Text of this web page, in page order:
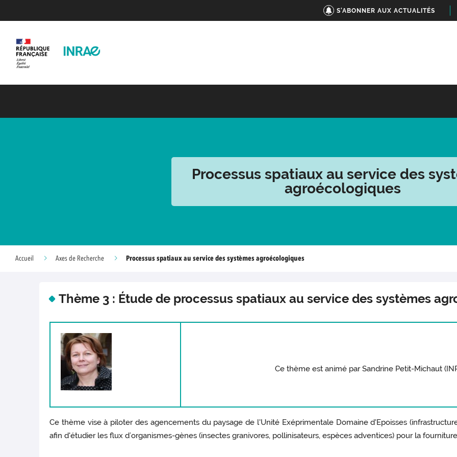
S'ABONNER AUX ACTUALITÉS
Processus spatiaux au service des
agroécologiques
Accueil Axes de Recherche Processus spatiaux au service des systèmes agroécologiques
Thème 3 : Étude de processus spatiaux au service des systèmes
Ce thème est animé par Sandrine Petit-Michaut
Ce thème vise à piloter des agencements du paysage de l'Unité Exéprimentale Domaine d'Epoisses
afin d'étudier les flux d’organismes-gènes (insectes granivores, pollinisateurs, espèces adventices) pour la